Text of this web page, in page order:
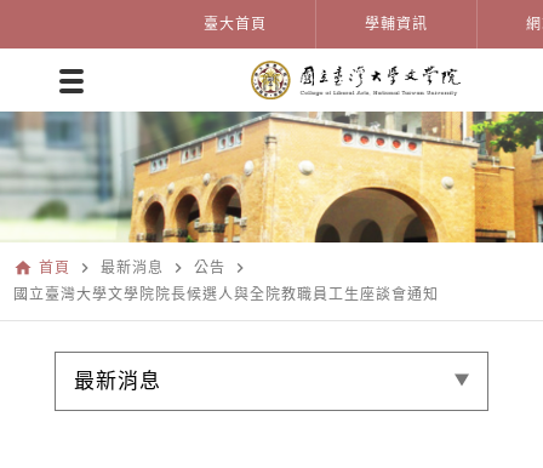
臺大首頁 學輔資訊
home 首頁 navigate_next 最新消息 navigate_next 公告 navigate_next
國立臺灣大學文學院院長候選人與全院教職員工生座談會通知
最新消息